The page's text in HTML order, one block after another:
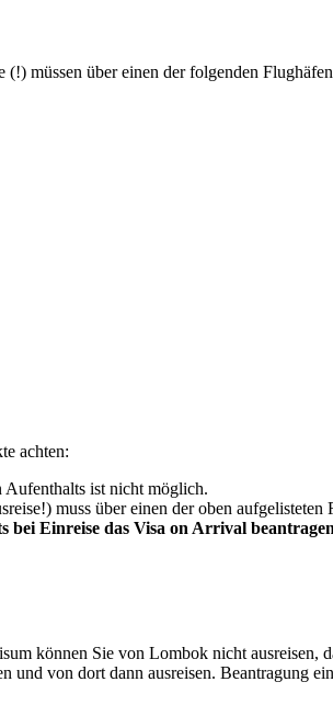
müssen über einen der folgenden
achten:
Aufenthalts ist nicht möglich.
muss über einen der oben aufgelisteten
bei Einreise das Visa on Arrival
können Sie von Lombok nicht ausreisen,
von dort dann ausreisen. Beantragung